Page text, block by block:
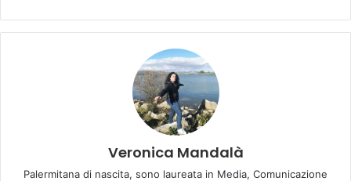
Veronica Mandalà
Palermitana di nascita, sono laureata in Media, Comunicazione